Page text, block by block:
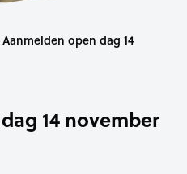
Aanmelden open dag 14
14 november